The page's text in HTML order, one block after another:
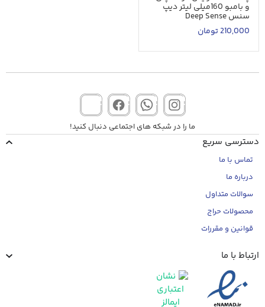
و بامبو 160میلی لیتر دیپ
سنس Deep Sense
210,000تومان
ما را در شبکه های اجتماعی دنبال کنید!
دسترسی سریع
تماس با ما
درباره ما
سوالات متداول
محصولات حراج
قوانین و مقررات
ارتباط با ما